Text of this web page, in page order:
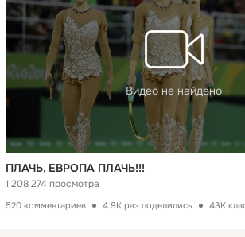
Видео не найдено
ПЛАЧЬ, ЕВРОПА ПЛАЧЬ!!!
1 208 274 просмотра
520 комментариев 4.9K раз поделились 43K